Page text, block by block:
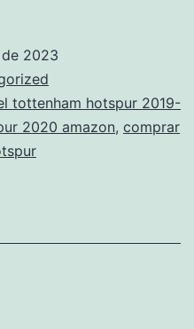
2023
tottenham hotspur 2019-
2020 amazon, comprar